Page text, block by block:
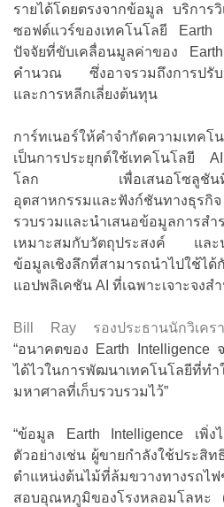
รายได้โดยตรงจากข้อมูล บริการ
ซอฟต์แวร์ของเทคโนโลยี Earth
ปัจจัยที่ขับเคลื่อนมูลค่าของ
คำนวณ ซึ่งอาจรวมถึงการปรับ
และการหลีกเลี่ยงต้นทุน
การ์ทเนอร์ให้คำจำกัดความเทคโ
เป็นการประยุกต์ใช้เทคโนโลยี
โลก เพื่อเสนอโซลูชันที่เฉพ
อุตสาหกรรมและฟังก์ชันทางธุ
รวบรวมและนำเสนอข้อมูลการสำ
เหมาะสมกับวัตถุประสงค์ และ
ข้อมูลเชิงลึกที่สามารถนำไปใช้ไ
แอปพลิเคชัน AI ที่เฉพาะเจาะจงส
Bill Ray รองประธานนักวิเครา
“อนาคตของ Earth Intelligence
ได้ไวในการพัฒนาเทคโนโลยีที่ท
มหาศาลที่เก็บรวบรวมไว้”
“ข้อมูล Earth Intelligence เพิ่ง
ตัวอย่างเช่น ผู้ขายกำลังใช้ประสิท
ตำแหน่งต้นไม้ที่ล้มขวางทางรถไฟ
สอบอุณหภูมิของโรงหลอมโลหะ